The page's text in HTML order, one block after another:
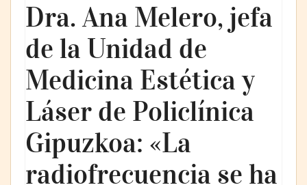
Dra. Ana Melero, jefa
de la Unidad de
Medicina Estética y
Láser de Policlínica
Gipuzkoa: «La
radiofrecuencia se ha